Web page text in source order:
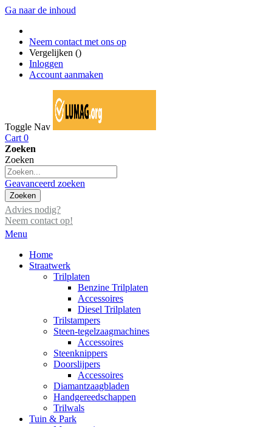
Ga naar de inhoud
Neem contact met ons op
Vergelijken ()
Inloggen
Account aanmaken
Toggle Nav
Cart 0
Zoeken
Zoeken
Geavanceerd zoeken
Zoeken
Advies nodig?
Neem contact op!
Menu
Home
Straatwerk
Trilplaten
Benzine Trilplaten
Accessoires
Diesel Trilplaten
Trilstampers
Steen-tegelzaagmachines
Accessoires
Steenknippers
Doorslijpers
Accessoires
Diamantzaagbladen
Handgereedschappen
Trilwals
Tuin & Park